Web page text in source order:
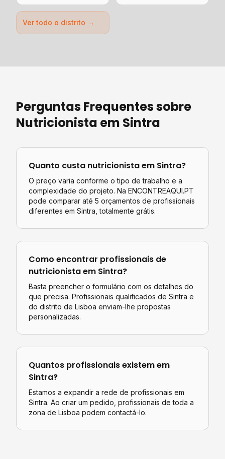
Ver todo o distrito →
Perguntas Frequentes sobre
Nutricionista em Sintra
Quanto custa nutricionistaem Sintra?
O preço varia conforme o tipo de trabalho e a
complexidade do projeto. Na ENCONTREAQUI.PT
pode comparar até 5 orçamentos de profissionais
diferentes em Sintra , totalmente grátis.
Como encontrar profissionais de
nutricionistaem Sintra?
Basta preencher o formulário com os detalhes do
que precisa. Profissionais qualificados de Sintra e
do distrito de Lisboa enviam-lhe propostas
personalizadas.
Quantos profissionais existem em
Sintra?
Estamos a expandir a rede de profissionais em
Sintra. Ao criar um pedido, profissionais de toda a
zona de Lisboa podem contactá-lo.